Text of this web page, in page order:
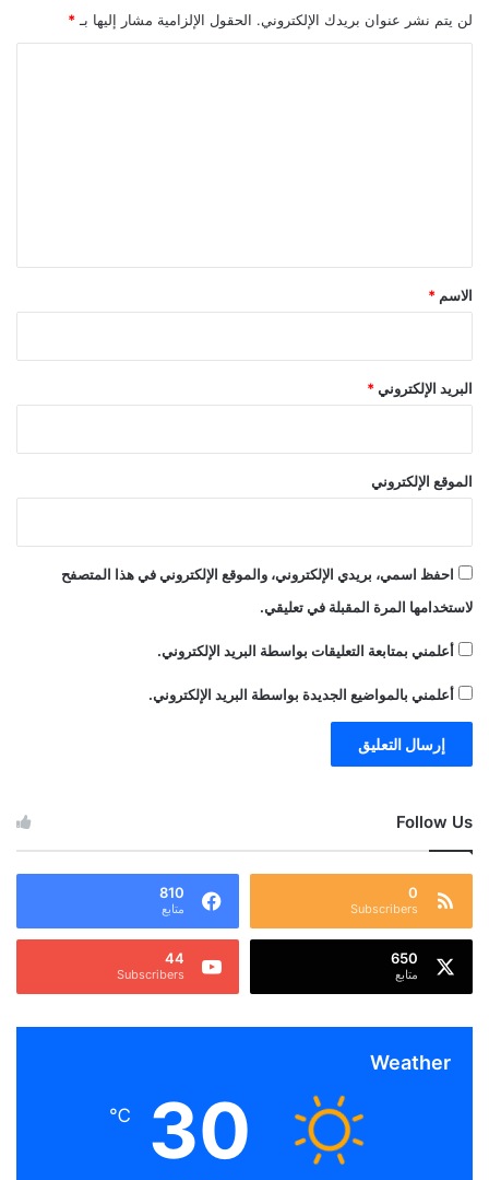
لن يتم نشر عنوان بريدك الإلكتروني. الحقول الإلزامية مشار إليها بـ *
*
الاسم *
البريد الإلكتروني*
الموقع الإلكتروني
احفظ اسمي، بريدي الإلكتروني، والموقع الإلكتروني في هذا المتصفح
لاستخدامها المرة المقبلة في تعليقي.
أعلمني بمتابعة التعليقات بواسطة البريد الإلكتروني.
أعلمني بالمواضيع الجديدة بواسطة البريد الإلكتروني.
Follow Us
0
Subscribers
810
متابع
650
متابع
44
Subscribers
Weather
30
℃